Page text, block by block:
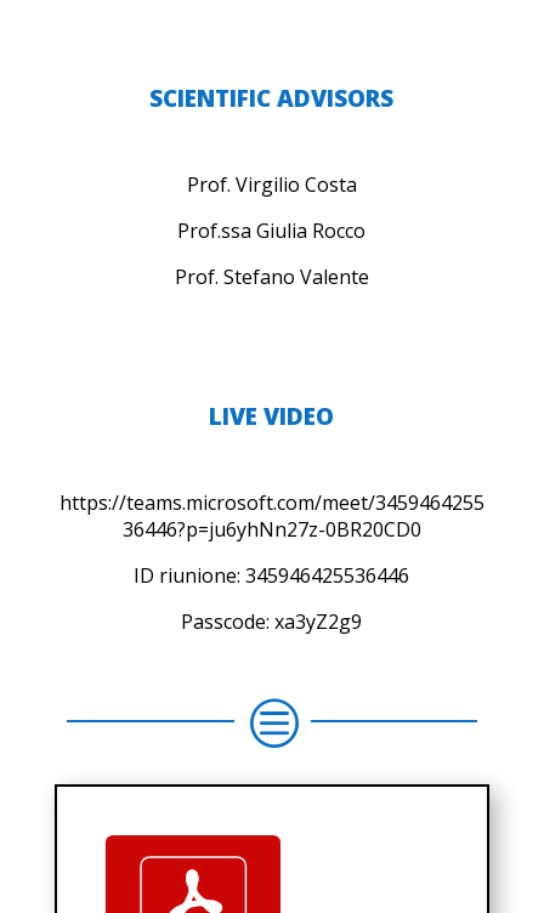
SCIENTIFIC ADVISORS
Prof. Virgilio Costa
Prof.ssa Giulia Rocco
Prof. Stefano Valente
LIVE VIDEO
https://teams.microsoft.com/meet/3459464255
36446?p=ju6yhNn27z-0BR20CD0
ID riunione: 345946425536446
Passcode: xa3yZ2g9
c